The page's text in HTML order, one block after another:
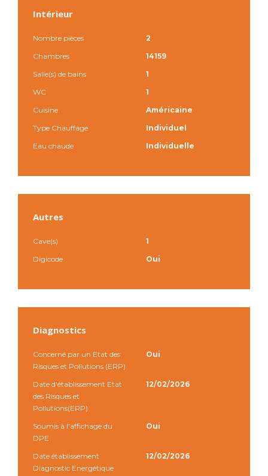
Intérieur
Nombre pièces
2
Chambres
14159
Salle(s) de bains
1
WC
1
Cuisine
Américaine
Type Chauffage
Individuel
Eau chaude
Individuelle
Autres
Cave(s)
1
Digicode
Oui
Diagnostics
Concerné par un Etat des
Risques et Pollutions (ERP)
Oui
Date d'établissement Etat
des Risques et
Pollutions(ERP)
12/02/2026
Soumis à l'affichage du
DPE
Oui
Date établissement
Diagnostic Energétique
12/02/2026